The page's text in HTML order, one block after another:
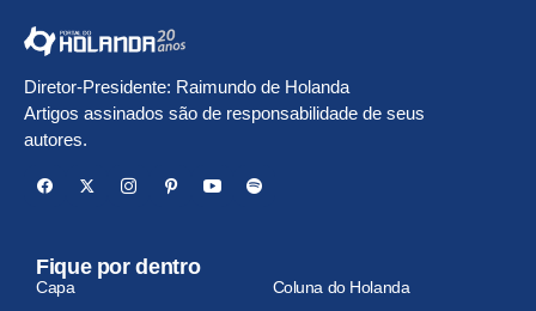
Diretor-Presidente: Raimundo de Holanda
Artigos assinados são de responsabilidade de seus
autores.
Fique por dentro
Capa
Coluna do Holanda